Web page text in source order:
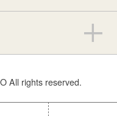
All rights reserved.